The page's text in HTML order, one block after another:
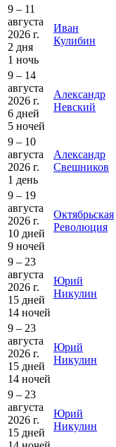
9 – 11
августа
2026 г.
2 дня
1 ночь
Иван
Кулибин
9 – 14
августа
2026 г.
6 дней
5 ночей
Александр
Невский
9 – 10
августа
2026 г.
1 день
Александр
Свешников
9 – 19
августа
2026 г.
10 дней
9 ночей
Октябрьская
Революция
9 – 23
августа
2026 г.
15 дней
14 ночей
Юрий
Никулин
9 – 23
августа
2026 г.
15 дней
14 ночей
Юрий
Никулин
9 – 23
августа
2026 г.
15 дней
Юрий
Никулин